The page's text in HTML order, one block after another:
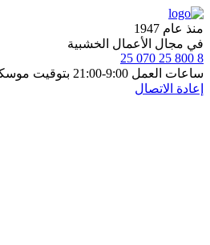
منذ عام 1947
في مجال الأعمال الخشبية
8 800 25 070 25
ساعات العمل 9:00-21:00 بتوقيت موسكو
إعادة الاتصال